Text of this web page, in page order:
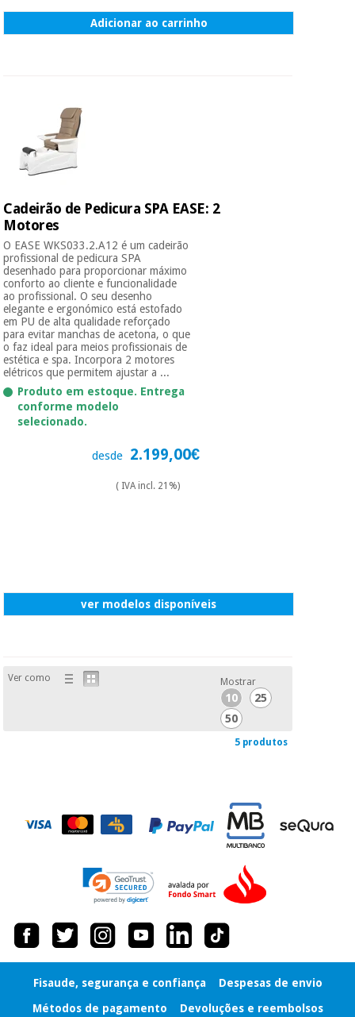
Adicionar ao carrinho
Cadeirão de Pedicura SPA EASE: 2
Motores
O EASE WKS033.2.A12 é um cadeirão
profissional de pedicura SPA
desenhado para proporcionar máximo
conforto ao cliente e funcionalidade
ao profissional. O seu desenho
elegante e ergonómico está estofado
em PU de alta qualidade reforçado
para evitar manchas de acetona, o que
o faz ideal para meios profissionais de
estética e spa. Incorpora 2 motores
elétricos que permitem ajustar a ...
Produto em estoque. Entrega
conforme modelo
selecionado.
desde 2.199,00€
( IVA incl. 21%)
ver modelos disponíveis
Ver como Mostrar
10
25
50
5 produtos
Fisaude, segurança e confiança
Despesas de envio
Métodos de pagamento
Devoluções e reembolsos